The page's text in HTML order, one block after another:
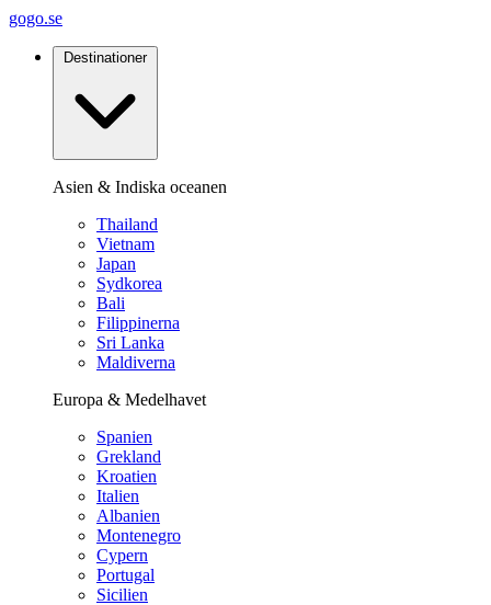
gogo.se
Destinationer
Asien & Indiska oceanen
Thailand
Vietnam
Japan
Sydkorea
Bali
Filippinerna
Sri Lanka
Maldiverna
Europa & Medelhavet
Spanien
Grekland
Kroatien
Italien
Albanien
Montenegro
Cypern
Portugal
Sicilien